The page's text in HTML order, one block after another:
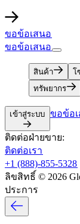
ขอข้อเสนอ​​
ขอข้อเสนอ​​
สินค้า​​ โ
ทรัพยากร​​
เข้าสู่ระบบ​​ ขอข้อ
ติดต่อฝ่ายขาย:​​
ติดต่อเรา​​
+1 (888)-855-5328​​
ลิขสิทธิ์ © 2026
ประการ​​